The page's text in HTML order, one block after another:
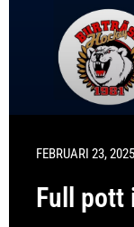
FEBRUARI 23, 2025
Full pott